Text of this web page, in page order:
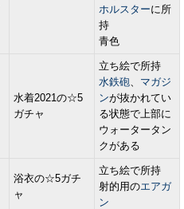
ホルスターに所
持
青色
水着2021の☆5
ガチャ
立ち絵で所持
水鉄砲、 マガジ
ンが抜かれてい
る状態で上部に
ウォータータン
クがある
浴衣の☆5ガチ
ャ
立ち絵で所持
射的用のエアガ
ン